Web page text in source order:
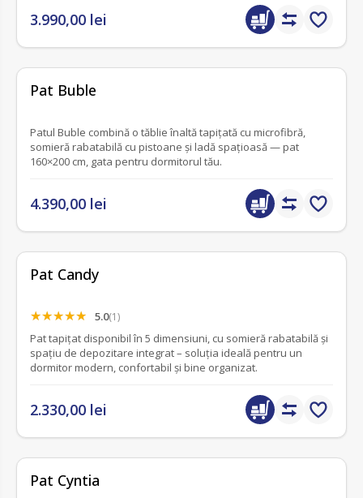
3.990,00 lei
Pat Buble
Patul Buble combină o tăblie înaltă tapițată cu microfibră,
somieră rabatabilă cu pistoane și ladă spațioasă — pat
160×200 cm, gata pentru dormitorul tău.
4.390,00 lei
Pat Candy
5.0(1)
Pat tapițat disponibil în 5 dimensiuni, cu somieră rabatabilă și
spațiu de depozitare integrat – soluția ideală pentru un
dormitor modern, confortabil și bine organizat.
2.330,00 lei
Pat Cyntia